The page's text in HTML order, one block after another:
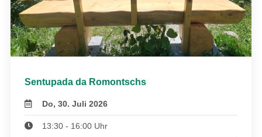
Sentupada da Romontschs
Do, 30. Juli 2026
13:30 - 16:00 Uhr